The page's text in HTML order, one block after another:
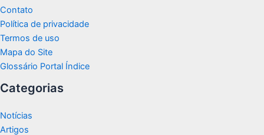
Contato
Política de privacidade
Termos de uso
Mapa do Site
Glossário Portal Índice
Categorias
Notícias
Artigos